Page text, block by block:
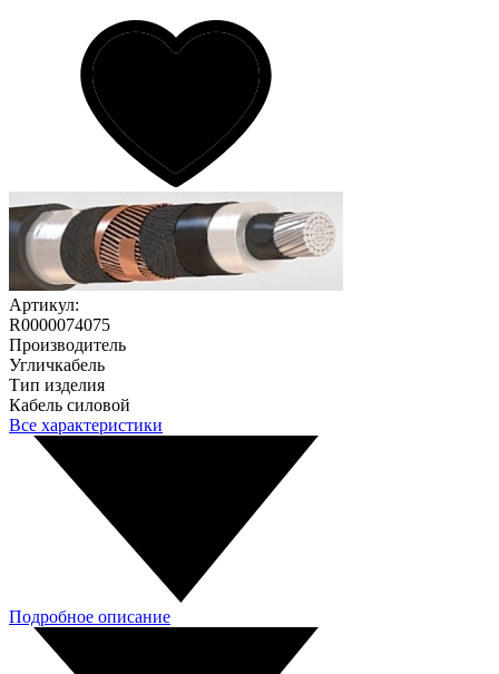
Артикул:
R0000074075
Производитель
Угличкабель
Тип изделия
Кабель силовой
Все характеристики
Подробное описание